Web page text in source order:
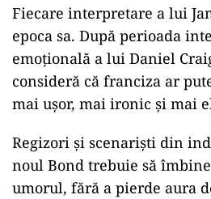
Fiecare interpretare a lui
epoca sa. După perioada
emoțională a lui Daniel
consideră că franciza ar
mai ușor, mai ironic și mai
Regizori și scenariști din
noul Bond trebuie să
umorul, fără a pierde aura